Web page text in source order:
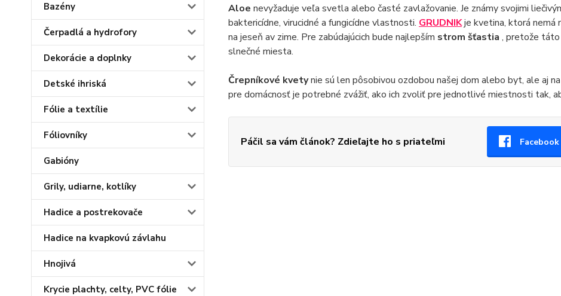
Bazény
Čerpadlá a hydrofory
Dekorácie a doplnky
Detské ihriská
Fólie a textílie
Fóliovníky
Gabióny
Grily, udiarne, kotlíky
Hadice a postrekovače
Hadice na kvapkovú závlahu
Hnojivá
Krycie plachty, celty, PVC fólie
Aloe nevyžaduje veľa svetla alebo časté zavlažovanie. Je známy svojimi
baktericídne, virucidné a fungicídne vlastnosti. GRUDNIKje kvetina, ktorá nemá
na jeseň av zime. Pre zabúdajúcich bude najlepším strom šťastia , pretože táto
slnečné miesta.
Črepníkové kvetynie sú len pôsobivou ozdobou našej dom alebo byt, ale aj
pre domácnosť je potrebné zvážiť, ako ich zvoliť pre jednotlivé miestnosti tak,
Páčil sa vám článok? Zdieľajte ho s priateľmi Facebook